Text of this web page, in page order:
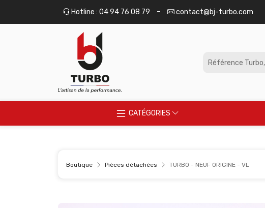
Hotline : 04 94 76 08 79 - contact@bj-turbo.com
CATÉGORIES
Boutique Pièces détachées TURBO - NEUF ORIGINE - VL
Panneau de gestion des cookies